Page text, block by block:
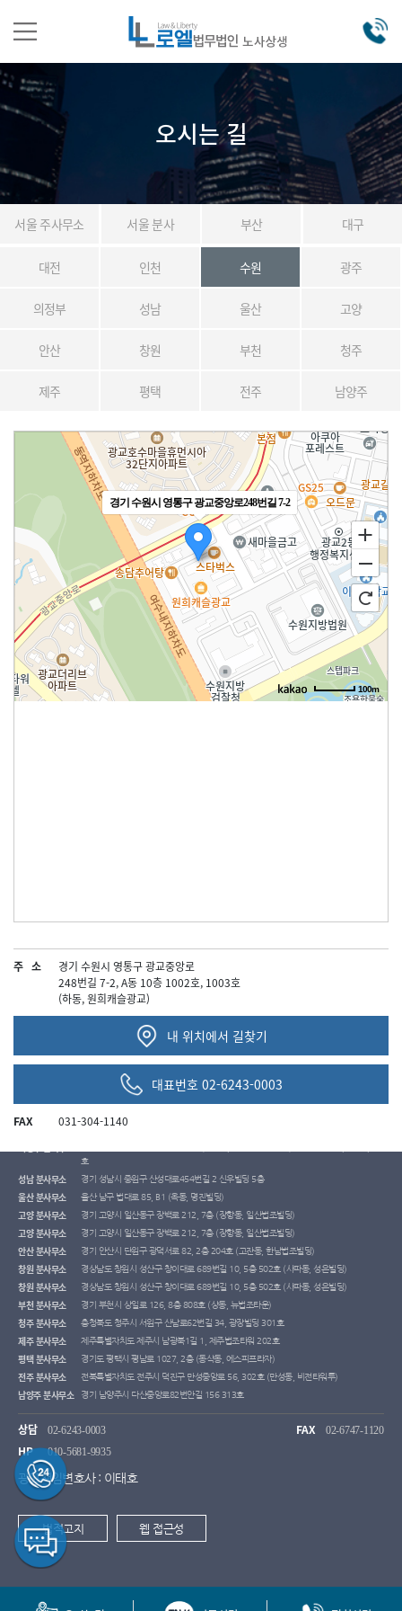
오시는 길
서울 주사무소 서울 분사 부산 대구
대전 인천 수원 광주
의정부 성남 울산 고양
안산 창원 부천 청주
제주 평택 전주 남양주
경기 수원시 영통구 광교중앙로248번길 7-2
100m
주 소
경기 수원시 영통구 광교중앙로
248번길 7-2, A동 10층 1002호, 1003호
(하동, 원희캐슬광교)
내 위치에서 길찾기
대표번호 02-6243-0003
FAX 031-304-1140
로엘법무법인
사업자등록번호: 511-81-25456
서울 주사무소 서울 서초구 서초대로 274, 6층 (서초동, 블루콤타워)
부산시 연제구 법원로 12 11층 1101호 (거제동,로윈타워)
대구 분사무소 대구시 수성구 동대구로 334 7층 (범어동,한국교직원공제회)
대전시 서구 둔산중로 74 11층 1101호 (둔산동,인곡타워)
인천시 미추홀구 소성로171 8층 802호 (대흥평창로시스빌딩)
광주 분사무소
호
성남 분사무소 경기 성남시 중원구 산성대로454번길 2 신우빌딩 5층
울산 분사무소 울산 남구 법대로 85, B1 (옥동, 명진빌딩)
고양 분사무소 경기 고양시 일산동구 장백로 212, 7층 (장항동, 일산법조빌딩)
고양 분사무소 경기 고양시 일산동구 장백로 212, 7층 (장항동, 일산법조빌딩)
안산 분사무소 경기 안산시 단원구 광덕서로 82, 2층 204호 (고잔동, 한남법조빌딩)
창원 분사무소 경상남도 창원시 성산구 창이대로 689번길 10, 5층 502호 (사파동, 성은빌딩)
창원 분사무소 경상남도 창원시 성산구 창이대로 689번길 10, 5층 502호 (사파동, 성은빌딩)
부천 분사무소 경기 부천시 상일로 126, 8층 808호 (상동, 뉴법조타운)
청주 분사무소 충청북도 청주시 서원구 산남로62번길 34, 광장빌딩 301호
제주 분사무소 제주특별자치도 제주시 남광북1길 1, 제주법조타워 202호
평택 분사무소 경기도 평택시 평남로 1027, 2층 (동삭동, 에스피프라자)
전주 분사무소 전북특별자치도 전주시 덕진구 만성중앙로 56, 302호 (만성동, 비전타워투)
남양주 분사무소 경기 남양주시 다산중앙로82번안길 156 313호
상담 02-6243-0003 FAX 02-6747-1120
HP 010-5681-9935
광고책임변호사 : 이태호
법적고지 웹 접근성